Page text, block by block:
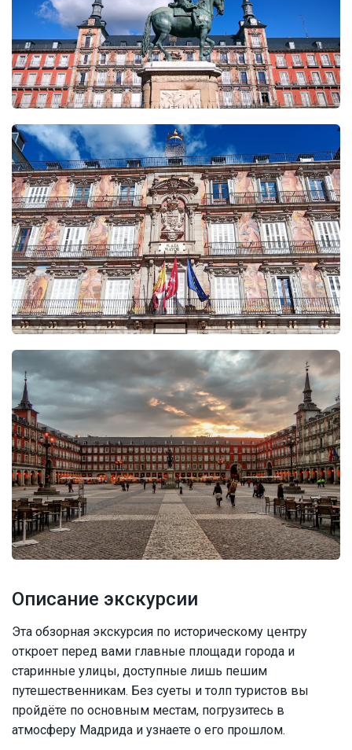
Описание экскурсии
Эта обзорная экскурсия по историческому центру
откроет перед вами главные площади города и
старинные улицы, доступные лишь пешим
путешественникам. Без суеты и толп туристов вы
пройдёте по основным местам, погрузитесь в
атмосферу Мадрида и узнаете о его прошлом.